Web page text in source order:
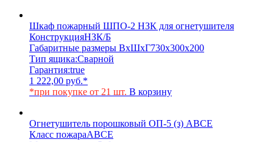
Шкаф пожарный ШПО-2 НЗК для огнетушителя
КонструкцияНЗК/Б
Габаритные размеры ВхШхГ730х300х200
Тип ящика:Сварной
Гарантия:true
1 222,00 руб.*
*при покупке от 21 шт. В корзину
Огнетушитель порошковый ОП-5 (з) АВСЕ
Класс пожараАВСЕ